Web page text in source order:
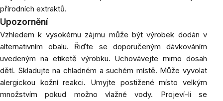
přírodních extraktů.
Upozornění
Vzhledem k vysokému zájmu může být výrobek dodán v
alternativním obalu. Řiďte se doporučeným dávkováním
uvedeným na etiketě výrobku. Uchovávejte mimo dosah
dětí. Skladujte na chladném a suchém místě. Může vyvolat
alergickou kožní reakci. Umyjte postižené místo velkým
množstvím pokud možno vlažné vody. Projeví-li se